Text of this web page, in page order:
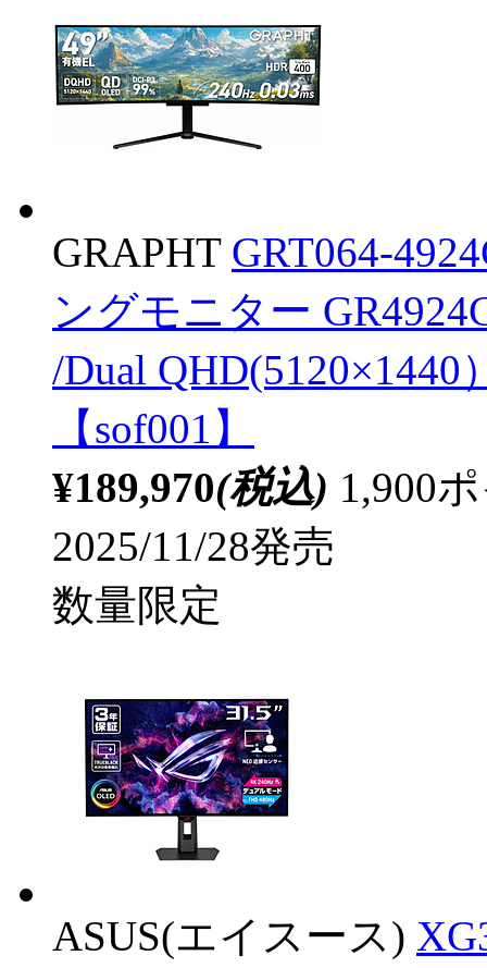
GRAPHT GRT064-
ングモニター
/Dual
【sof001】
¥189,970(税込) 1,900
2025/11/28発売
数量限定
ASUS(エイスース)